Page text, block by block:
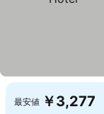
最安値 ￥3,277